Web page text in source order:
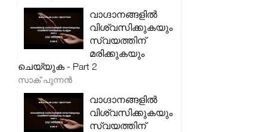
വാഗ്ദാനങ്ങളിൽ
വിശ്വസിക്കുകയും
സ്വയത്തിന്
മരിക്കുകയും
ചെയ്യുക - Part 2
സാക് പുന്നൻ
വാഗ്ദാനങ്ങളിൽ
വിശ്വസിക്കുകയും
സ്വയത്തിന്